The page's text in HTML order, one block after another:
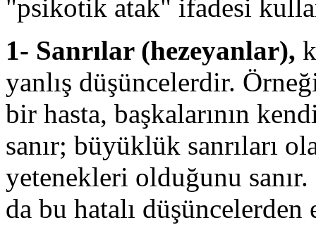
"psikotik atak" ifadesi
1- Sanrılar (hezeyanlar),
yanlış düşüncelerdir.
bir hasta, başkalarının
sanır; büyüklük sanrıları
yetenekleri olduğunu
da bu hatalı